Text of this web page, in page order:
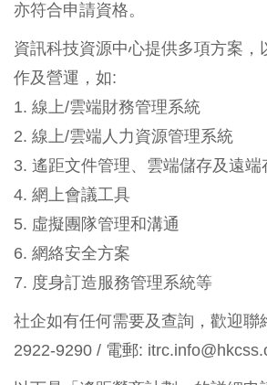
亦符合申請資格。
資訊科技資源中心提供多項方案，
作及營運，如:
1. 線上/雲端財務管理系統
2. 線上/雲端人力資源管理系統
3. 遙距文件管理、雲端儲存及遠端
4. 網上會議工具
5. 虛擬團隊管理和溝通
6. 網絡安全方案
7. 度身訂造服務管理系統等
社企如有任何需要及查詢，歡迎聯
2922-9290 / 電郵: